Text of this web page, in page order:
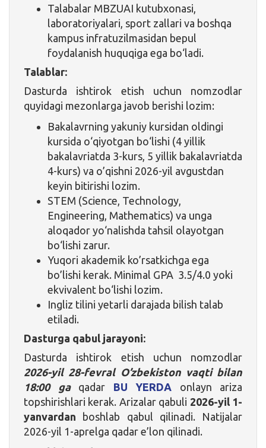
Talabalar MBZUAI kutubxonasi,
laboratoriyalari, sport zallari va boshqa
kampus infratuzilmasidan bepul
foydalanish huquqiga ega bo‘ladi.
Talablar:
Dasturda ishtirok etish uchun nomzodlar
quyidagi mezonlarga javob berishi lozim:
Bakalavrning yakuniy kursidan oldingi
kursida o‘qiyotgan bo‘lishi (4 yillik
bakalavriatda 3-kurs, 5 yillik bakalavriatda
4-kurs) va o’qishni 2026-yil avgustdan
keyin bitirishi lozim.
STEM (Science, Technology,
Engineering, Mathematics) va unga
aloqador yo‘nalishda tahsil olayotgan
bo‘lishi zarur.
Yuqori akademik ko’rsatkichga ega
bo’lishi kerak. Minimal GPA 3.5/4.0 yoki
ekvivalent bo‘lishi lozim.
Ingliz tilini yetarli darajada bilish talab
etiladi.
Dasturga qabul jarayoni:
Dasturda ishtirok etish uchun nomzodlar
2026-yil 28-fevral O’zbekiston vaqti bilan
18:00 ga
qadar BU YERDA
onlayn ariza
topshirishlari kerak. Arizalar qabuli 2026-yil 1-
yanvardan boshlab qabul qilinadi. Natijalar
2026-yil 1-aprelga qadar e’lon qilinadi.